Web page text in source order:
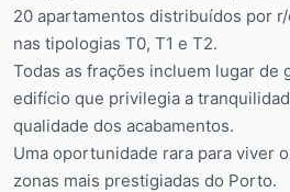
20 apartamentos distribuídos por
nas tipologias T0, T1 e T2.
Todas as frações incluem lugar de
edifício que privilegia a
qualidade dos acabamentos.
Uma oportunidade rara para viver
zonas mais prestigiadas do Porto.